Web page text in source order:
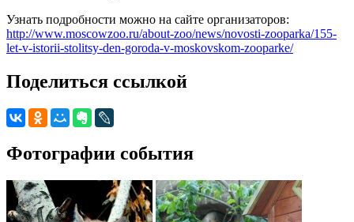
Узнать подробности можно на сайте организаторов:
http://www.moscowzoo.ru/about-zoo/news/novosti-zooparka/155-
let-v-istorii-stolitsy-den-goroda-v-moskovskom-zooparke/
Поделиться ссылкой
Фотографии события